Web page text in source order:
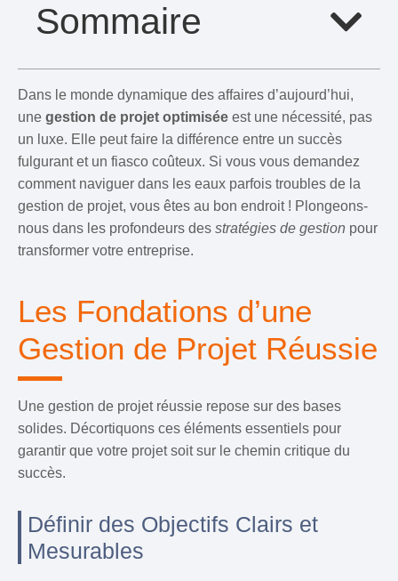
Sommaire
Dans le monde dynamique des affaires d’aujourd’hui,
une gestion de projet optimisée est une nécessité, pas
un luxe. Elle peut faire la différence entre un succès
fulgurant et un fiasco coûteux. Si vous vous demandez
comment naviguer dans les eaux parfois troubles de la
gestion de projet, vous êtes au bon endroit ! Plongeons-
nous dans les profondeurs des stratégies de gestion pour
transformer votre entreprise.
Les Fondations d’une
Gestion de Projet Réussie
Une gestion de projet réussie repose sur des bases
solides. Décortiquons ces éléments essentiels pour
garantir que votre projet soit sur le chemin critique du
succès.
Définir des Objectifs Clairs et
Mesurables